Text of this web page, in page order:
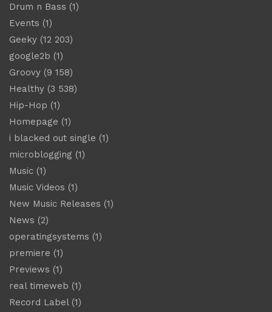
Drum n Bass (1)
Events (1)
Geeky (12 203)
google2b (1)
Groovy (9 158)
Healthy (3 538)
Hip-Hop (1)
Homepage (1)
i blacked out single (1)
microblogging (1)
Music (1)
Music Videos (1)
New Music Releases (1)
News (2)
operatingsystems (1)
premiere (1)
Previews (1)
real timeweb (1)
Record Label(1)